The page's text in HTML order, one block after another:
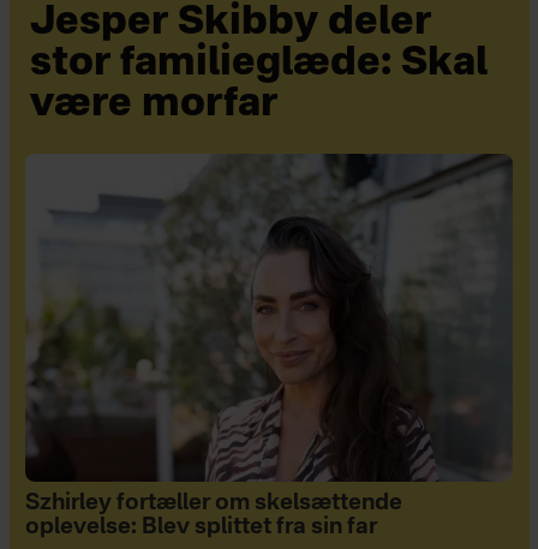
Jesper Skibby deler
stor familieglæde: Skal
være morfar
Szhirley fortæller om skelsættende
oplevelse: Blev splittet fra sin far